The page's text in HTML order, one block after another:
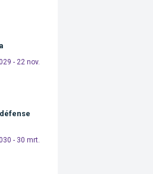
- 22 nov.
- 30 mrt.